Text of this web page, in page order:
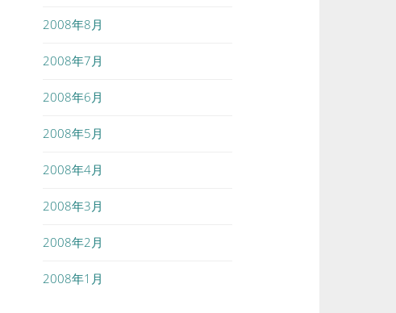
2008年8月
2008年7月
2008年6月
2008年5月
2008年4月
2008年3月
2008年2月
2008年1月